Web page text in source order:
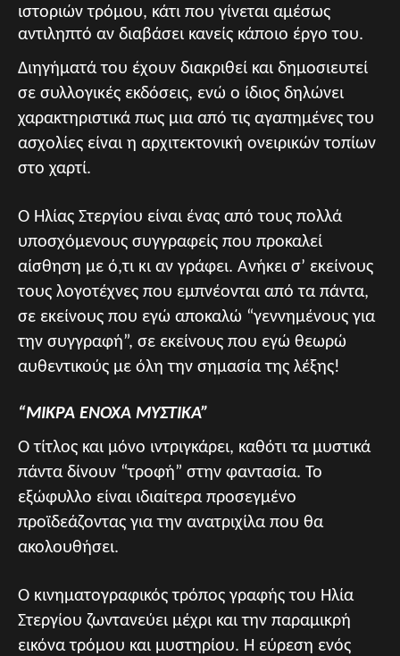
ιστοριών τρόμου, κάτι που γίνεται αμέσως
αντιληπτό αν διαβάσει κανείς κάποιο έργο του.
Διηγήματά του έχουν διακριθεί και δημοσιευτεί
σε συλλογικές εκδόσεις, ενώ ο ίδιος δηλώνει
χαρακτηριστικά πως μια από τις αγαπημένες του
ασχολίες είναι η αρχιτεκτονική ονειρικών τοπίων
στο χαρτί.
Ο Ηλίας Στεργίου είναι ένας από τους πολλά
υποσχόμενους συγγραφείς που προκαλεί
αίσθηση με ό,τι κι αν γράφει. Ανήκει σ’ εκείνους
τους λογοτέχνες που εμπνέονται από τα πάντα,
σε εκείνους που εγώ αποκαλώ “γεννημένους για
την συγγραφή”, σε εκείνους που εγώ θεωρώ
αυθεντικούς με όλη την σημασία της λέξης!
“MIΚΡΑ ΕΝΟΧΑ ΜΥΣΤΙΚΑ”
Ο τίτλος και μόνο ιντριγκάρει, καθότι τα μυστικά
πάντα δίνουν “τροφή” στην φαντασία. Το
εξώφυλλο είναι ιδιαίτερα προσεγμένο
προϊδεάζοντας για την ανατριχίλα που θα
ακολουθήσει.
Ο κινηματογραφικός τρόπος γραφής του Ηλία
Στεργίου ζωντανεύει μέχρι και την παραμικρή
εικόνα τρόμου και μυστηρίου. Η εύρεση ενός